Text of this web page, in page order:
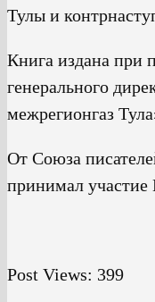
Тулы и
Книга издана при
генерального
межрегионгаз
От Союза
принимал
Post Views: 399